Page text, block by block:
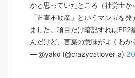
かと思っていたところ（社労士か
「正直不動産」というマンガを
ました。項目だけ暗記すればFP2
んだけど、言葉の意味がよくわか
— @yako (@crazycatlover_a)